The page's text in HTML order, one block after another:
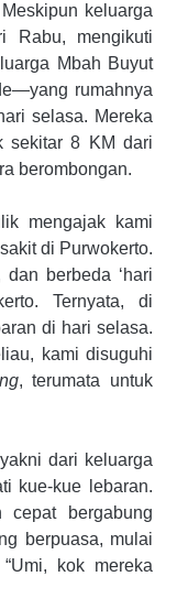
keluarga
Rabu, mengikuti
Mbah Buyut
rumahnya
selasa. Mereka
sekitar 8 KM dari
berombongan.
mengajak kami
di Purwokerto.
berbeda ‘hari
Ternyata, di
di hari selasa.
kami disuguhi
, terumata untuk
dari keluarga
kue-kue lebaran.
cepat bergabung
berpuasa, mulai
kok mereka